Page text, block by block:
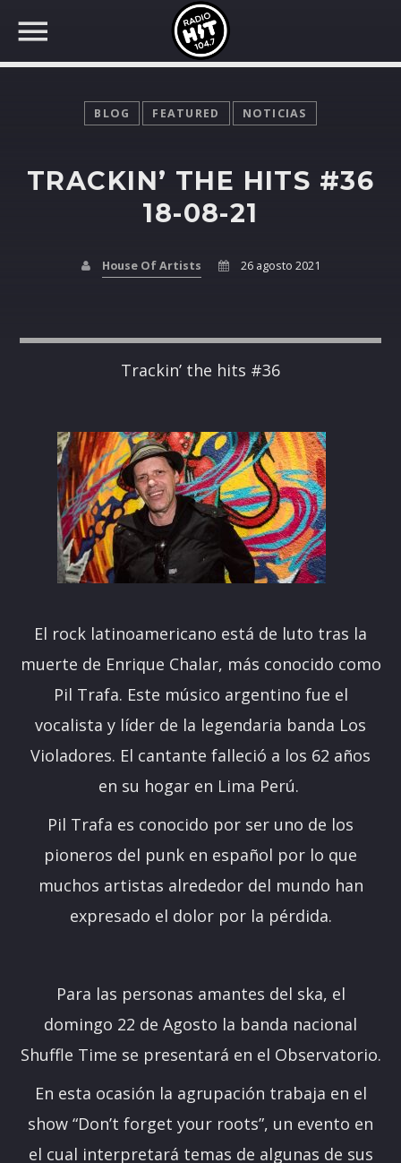
BUSCAR EN RADIO HIT
COMPARTE EN...
Twitter
BLOG FEATURED NOTICIAS
TRACKIN’ THE HITS #36
18-08-21
House Of Artists 26 agosto 2021
Trackin’ the hits #36
El rock latinoamericano está de luto tras la
muerte de Enrique Chalar, más conocido como
Pil Trafa. Este músico argentino fue el
vocalista y líder de la legendaria banda Los
Violadores. El cantante falleció a los 62 años
en su hogar en Lima Perú.
Pil Trafa es conocido por ser uno de los
pioneros del punk en español por lo que
muchos artistas alrededor del mundo han
expresado el dolor por la pérdida.
Para las personas amantes del ska, el
domingo 22 de Agosto la banda nacional
Shuffle Time se presentará en el Observatorio.
En esta ocasión la agrupación trabaja en el
show “Don’t forget your roots”, un evento en
el cual interpretará temas de algunas de sus